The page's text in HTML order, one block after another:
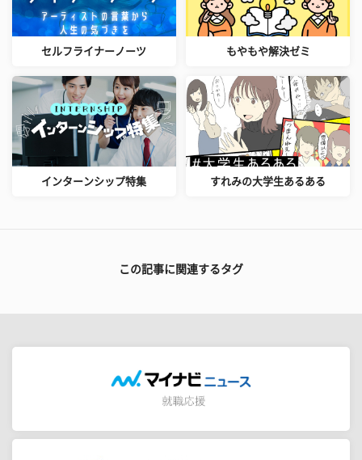
セルフライナーノーツ もやもや解決ゼミ
インターンシップ特集 すれみの大学生あるある
この記事に関連するタグ